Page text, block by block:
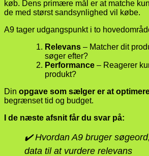
køb. Dens primære mål er at matche
de med størst sandsynlighed vil købe.
A9 tager udgangspunkt i to
Relevans – Matcher dit
søger efter?
Performance – Reagerer
produkt?
Din opgave som sælger er at
begrænset tid og budget.
I de næste afsnit får du svar på:
✔️ Hvordan A9 bruger
data til at vurdere relevans